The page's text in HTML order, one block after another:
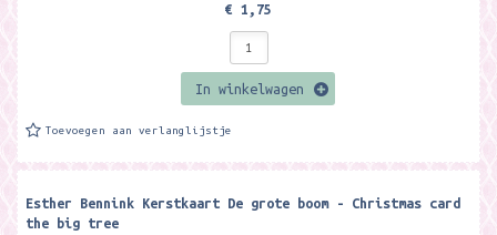
€ 1,75
In winkelwagen
Toevoegen aan verlanglijstje
Esther Bennink Kerstkaart De grote boom - Christmas card
the big tree